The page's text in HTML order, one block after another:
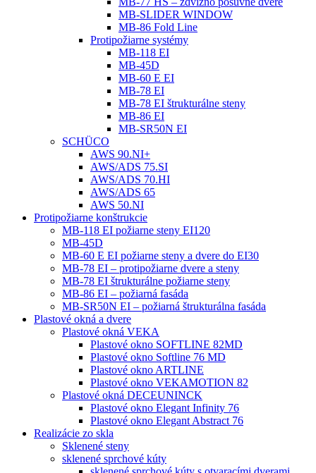
MB-SLIDER WINDOW
MB-86 Fold Line
Protipožiarne systémy
MB-118 EI
MB-45D
MB-60 E EI
MB-78 EI
MB-78 EI štrukturálne steny
MB-86 EI
MB-SR50N EI
SCHÜCO
AWS 90.NI+
AWS/ADS 75.SI
AWS/ADS 70.HI
AWS/ADS 65
AWS 50.NI
Protipožiarne konštrukcie
MB-118 EI požiarne steny EI120
MB-45D
MB-60 E EI požiarne steny a dvere do EI30
MB-78 EI – protipožiarne dvere a steny
MB-78 EI štrukturálne požiarne steny
MB-86 EI – požiarná fasáda
MB-SR50N EI – požiarná štrukturálna fasáda
Plastové okná a dvere
Plastové okná VEKA
Plastové okno SOFTLINE 82MD
Plastové okno Softline 76 MD
Plastové okno ARTLINE
Plastové okno VEKAMOTION 82
Plastové okná DECEUNINCK
Plastové okno Elegant Infinity 76
Plastové okno Elegant Abstract 76
Realizácie zo skla
Sklenené steny
sklenené sprchové kúty